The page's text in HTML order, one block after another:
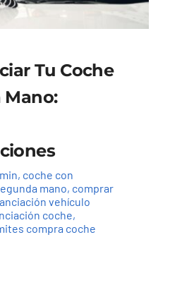
Tu Coche
Mano:
, coche con
mano, comprar
vehículo
coche,
compra coche